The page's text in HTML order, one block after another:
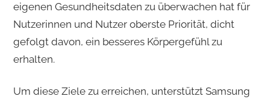
eigenen Gesundheitsdaten zu überwachen hat für
Nutzerinnen und Nutzer oberste Priorität, dicht
gefolgt davon, ein besseres Körpergefühl zu
erhalten.
Um diese Ziele zu erreichen, unterstützt Samsung